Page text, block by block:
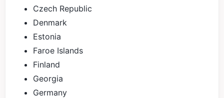
Czech Republic
Denmark
Estonia
Faroe Islands
Finland
Georgia
Germany